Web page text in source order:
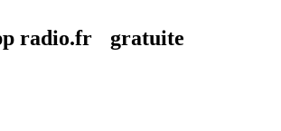
radio.fr gratuite